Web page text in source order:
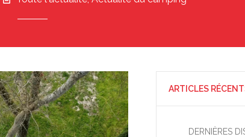
ARTICLES
DERNIÈRES